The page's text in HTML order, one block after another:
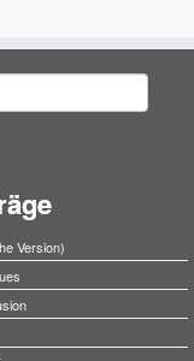
Version)